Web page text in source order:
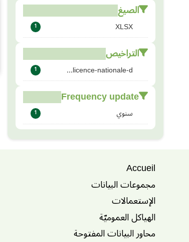
الصيغ
XLSX
1
التراخيص
licence-nationale-d...
1
Frequency update
سنوي 1
Accueil
مجموعات البيانات
الإستعمالات
الهياكل العموميّة
محاور البيانات المفتوحة